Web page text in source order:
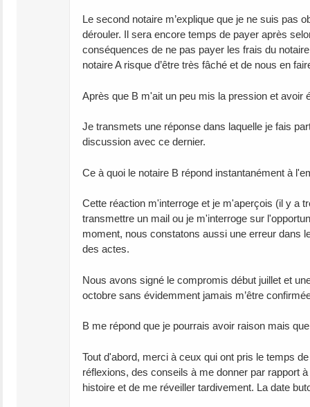
Le second notaire m’explique que je ne suis pas
dérouler. Il sera encore temps de payer après
conséquences de ne pas payer les frais du
notaire A risque d’être très fâché et de nous en
Après que B m'ait un peu mis la pression et avoir
Je transmets une réponse dans laquelle je fais
discussion avec ce dernier.
Ce à quoi le notaire B répond instantanément à
Cette réaction m'interroge et je m'aperçois (il y a
transmettre un mail ou je m'interroge sur
moment, nous constatons aussi une erreur dans
des actes.
Nous avons signé le compromis début juillet et
octobre sans évidemment jamais m’être
B me répond que je pourrais avoir raison mais
Tout d'abord, merci à ceux qui ont pris le temps
réflexions, des conseils à me donner par rapport
histoire et de me réveiller tardivement. La date